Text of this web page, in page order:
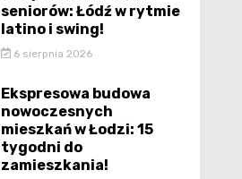
seniorów: Łódź w rytmie
latino i swing!
6 sierpnia 2026
Ekspresowa budowa
nowoczesnych
mieszkań w Łodzi: 15
tygodni do
zamieszkania!